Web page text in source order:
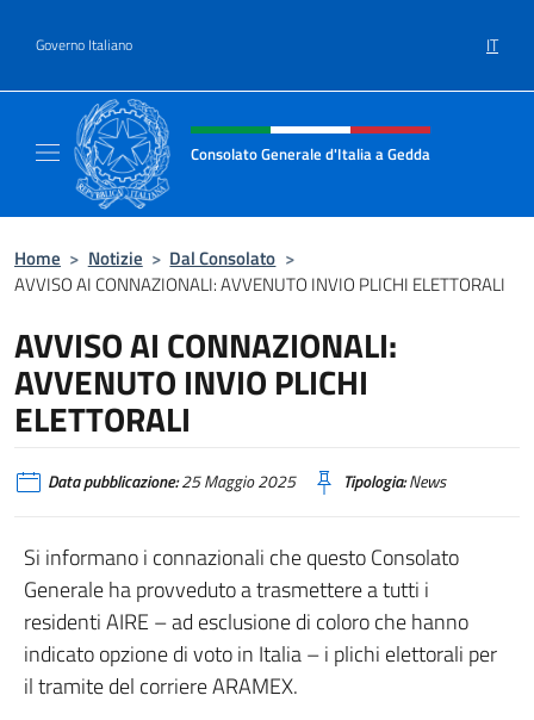
Governo Italiano IT
Intestazione sito, social e menù
Consolato Generale d'Italia a Gedda
Home > Notizie > Dal Consolato >
AVVISO AI CONNAZIONALI: AVVENUTO INVIO PLICHI ELETTORALI
AVVISO AI CONNAZIONALI:
AVVENUTO INVIO PLICHI
ELETTORALI
Data pubblicazione:25 Maggio 2025 Tipologia:News
Si informano i connazionali che questo Consolato
Generale ha provveduto a trasmettere a tutti i
residenti AIRE – ad esclusione di coloro che hanno
indicato opzione di voto in Italia – i plichi elettorali per
il tramite del corriere ARAMEX.